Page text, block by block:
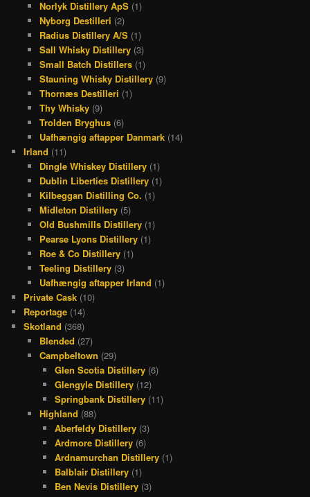
Norlyk Distillery ApS(1)
Nyborg Destilleri (2)
Radius Distillery A/S(1)
Sall Whisky Distillery(3)
Small Batch Distillers(1)
Stauning Whisky Distillery(9)
Thornæs Destilleri (1)
Thy Whisky(9)
Trolden Bryghus(6)
Uafhængig aftapper Danmark(14)
Irland (11)
Dingle Whiskey Distillery(1)
Dublin Liberties Distillery(1)
Kilbeggan Distilling Co. (1)
Midleton Distillery(5)
Old Bushmills Distillery(1)
Pearse Lyons Distillery(1)
Roe & Co Distillery(1)
Teeling Distillery(3)
Uafhængig aftapper Irland (1)
Private Cask (10)
Reportage (14)
Skotland (368)
Blended (27)
Campbeltown (29)
Glen Scotia Distillery (6)
Glengyle Distillery (12)
Springbank Distillery (11)
Highland (88)
Aberfeldy Distillery (3)
Ardmore Distillery (6)
Ardnamurchan Distillery (1)
Balblair Distillery (1)
Ben Nevis Distillery (3)